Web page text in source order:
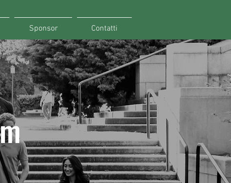
Sponsor Contatti